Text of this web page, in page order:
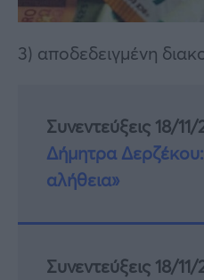
3) αποδεδειγμένη
Συνεντεύξεις 18/
Δήμητρα
αλήθεια»
Συνεντεύξεις 18/